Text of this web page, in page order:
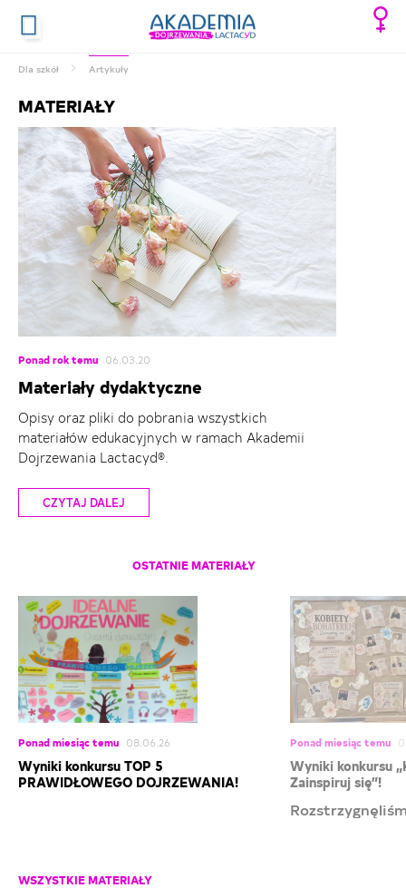
Dla szkół Artykuły
MATERIAŁY
Ponad rok temu 06.03.20
Materiały dydaktyczne
Opisy oraz pliki do pobrania wszystkich
materiałów edukacyjnych w ramach Akademii
Dojrzewania Lactacyd®.
CZYTAJ DALEJ
OSTATNIE MATERIAŁY
Ponad miesiąc temu 08.06.26
Wyniki konkursu TOP 5
PRAWIDŁOWEGO DOJRZEWANIA!
Ponad miesiąc temu
Wyniki konkursu
Zainspiruj się”!
WSZYSTKIE MATERIAŁY